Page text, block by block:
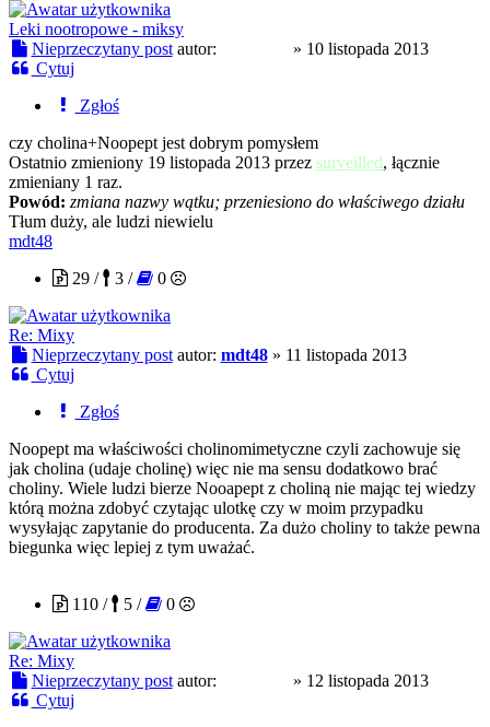
Leki nootropowe - miksy
Nieprzeczytany post autor: » 10 listopada 2013
Cytuj
Zgłoś
czy cholina+Noopept jest dobrym pomysłem
Ostatnio zmieniony 19 listopada 2013 przez surveilled, łącznie
zmieniany 1 raz.
Powód: zmiana nazwy wątku; przeniesiono do właściwego działu
Tłum duży, ale ludzi niewielu
mdt48
29 /
3 / 0
Re: Mixy
Nieprzeczytany post autor: mdt48» 11 listopada 2013
Cytuj
Zgłoś
Noopept ma właściwości cholinomimetyczne czyli zachowuje się
jak cholina (udaje cholinę) więc nie ma sensu dodatkowo brać
choliny. Wiele ludzi bierze Nooapept z choliną nie mając tej wiedzy
którą można zdobyć czytając ulotkę czy w moim przypadku
wysyłając zapytanie do producenta. Za dużo choliny to także pewna
biegunka więc lepiej z tym uważać.
110 /
5 / 0
Re: Mixy
Nieprzeczytany post autor: » 12 listopada 2013
Cytuj